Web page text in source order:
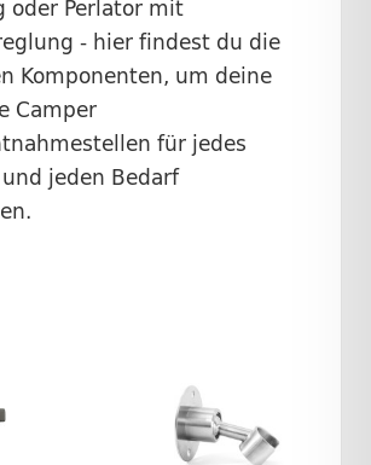
oder Perlator mit
- hier findest du die
Komponenten, um deine
Camper
für jedes
und jeden Bedarf